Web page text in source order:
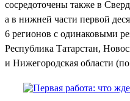
сосредоточены также в
а в нижней части первой
6 регионов с одинаковыми
Республика Татарстан,
и Нижегородская области